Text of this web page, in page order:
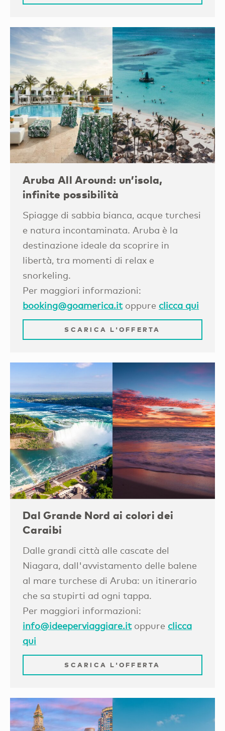
Aruba All Around: un’isola,
infinite possibilità
Spiagge di sabbia bianca, acque turchesi
e natura incontaminata. Aruba è la
destinazione ideale da scoprire in
libertà, tra momenti di relax e
snorkeling.
Per maggiori informazioni:
booking@goamerica.itoppure clicca qui
SCARICA L'OFFERTA
Dal Grande Nord ai colori dei
Caraibi
Dalle grandi città alle cascate del
Niagara, dall'avvistamento delle balene
al mare turchese di Aruba: un itinerario
che sa stupirti ad ogni tappa.
Per maggiori informazioni:
info@ideeperviaggiare.itoppure clicca
qui
SCARICA L'OFFERTA